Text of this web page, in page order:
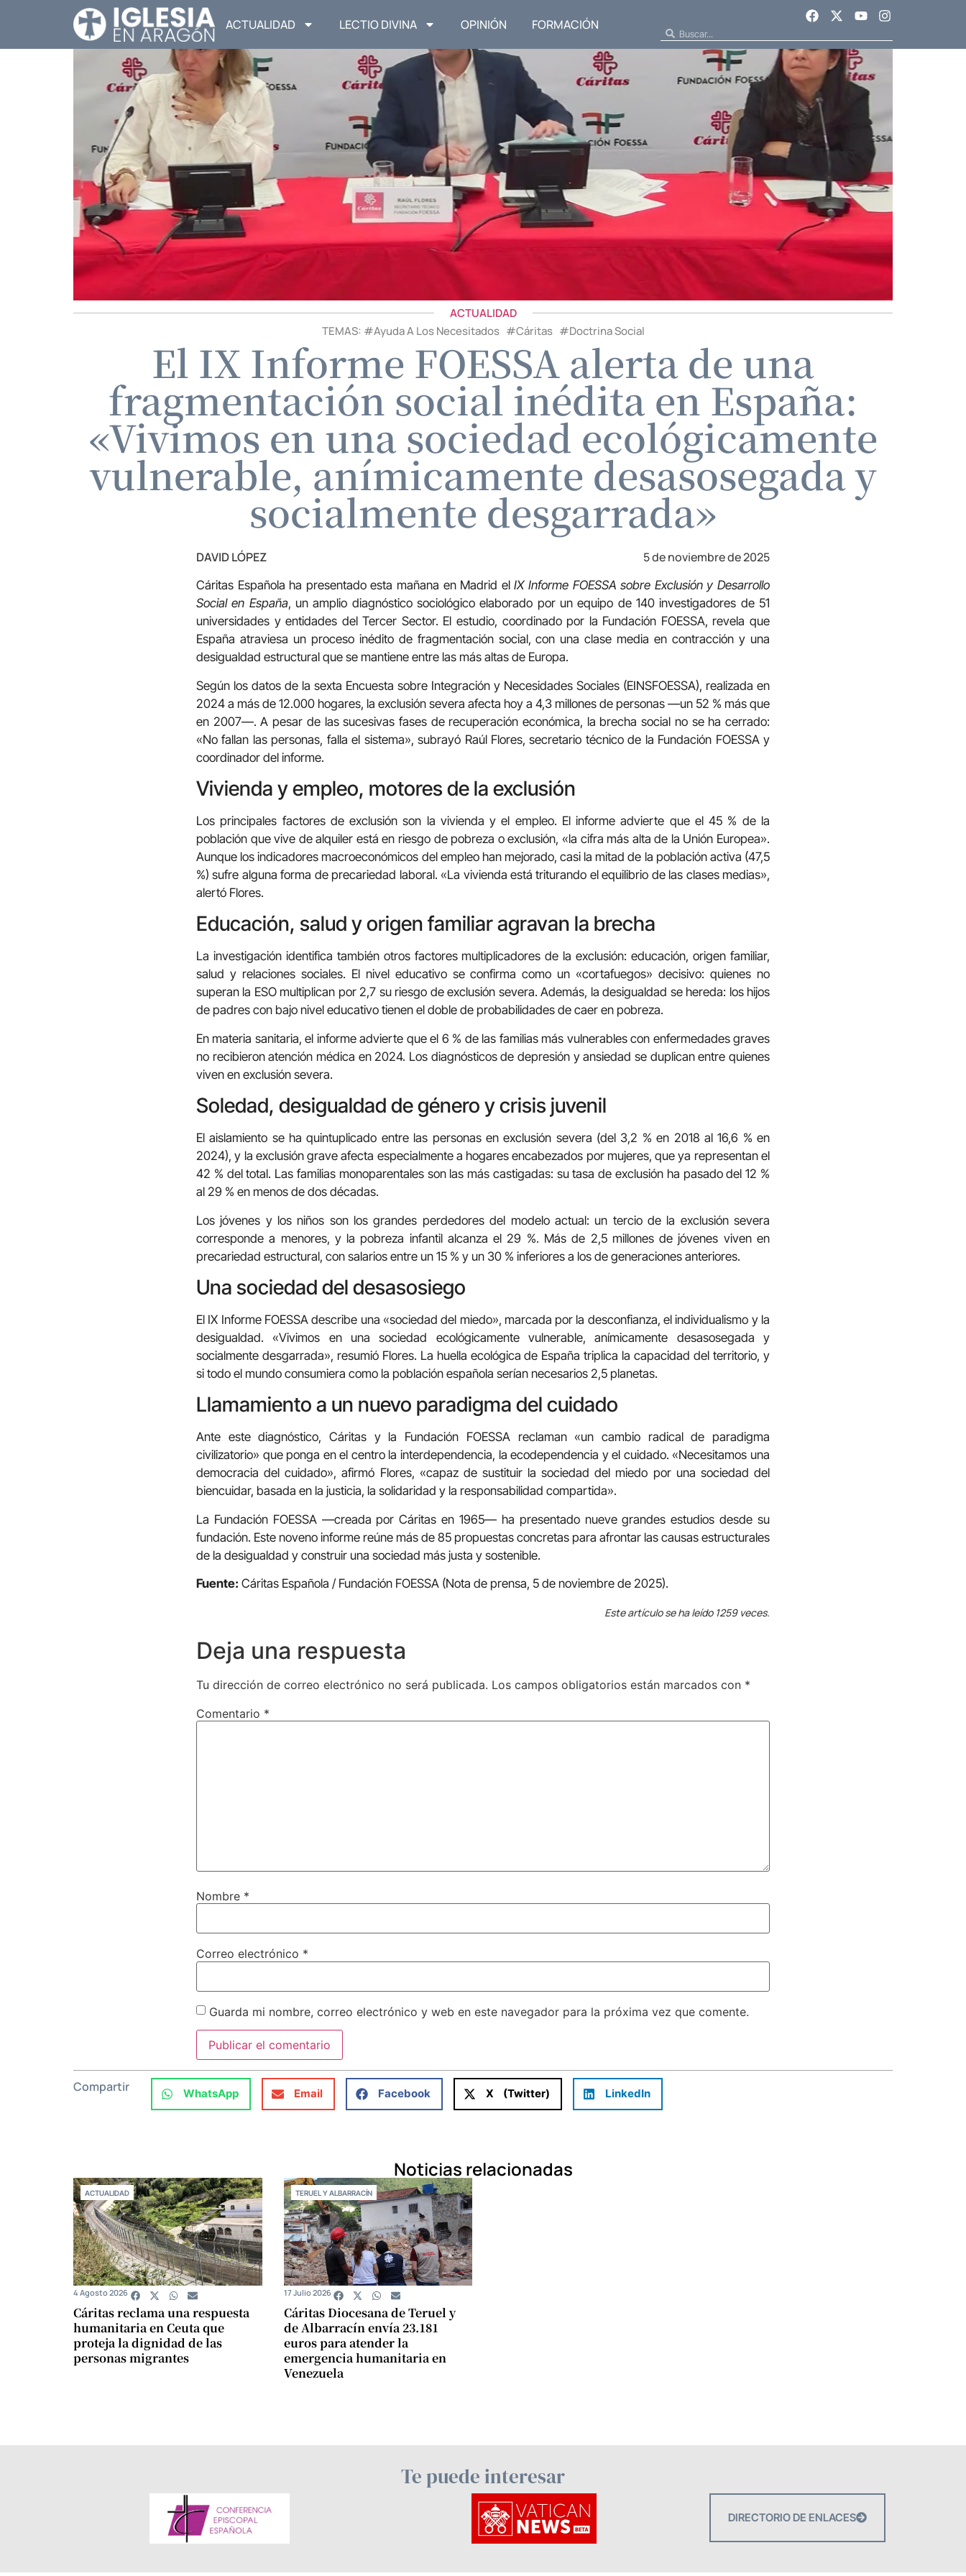
ACTUALIDAD LECTIO DIVINA OPINIÓN FORMACIÓN
ACTUALIDAD
TEMAS: #Ayuda A Los Necesitados#Cáritas#Doctrina Social
El IX Informe FOESSA alerta de una
fragmentación social inédita en España:
«Vivimos en una sociedad ecológicamente
vulnerable, anímicamente desasosegada y
socialmente desgarrada»
DAVID LÓPEZ 5 de noviembre de 2025
Cáritas Española ha presentado esta mañana en Madrid elIX Informe FOESSA sobre Exclusión y Desarrollo
Social en España, un amplio diagnóstico sociológico elaborado por un equipo de 140 investigadores de 51
universidades y entidades del Tercer Sector. El estudio, coordinado por la Fundación FOESSA, revela que
España atraviesa un proceso inédito de fragmentación social, con una clase media en contracción y una
desigualdad estructural que se mantiene entre las más altas de Europa.
Según los datos de la sexta Encuesta sobre Integración y Necesidades Sociales (EINSFOESSA), realizada en
2024 a más de 12.000 hogares, la exclusión severa afecta hoy a 4,3 millones de personas —un 52 % más que
en 2007—. A pesar de las sucesivas fases de recuperación económica, la brecha social no se ha cerrado:
«No fallan las personas, falla el sistema», subrayó Raúl Flores, secretario técnico de la Fundación FOESSA y
coordinador del informe.
Vivienda y empleo, motores de la exclusión
Los principales factores de exclusión son la vivienda y el empleo. El informe advierte que el 45 % de la
población que vive de alquiler está en riesgo de pobreza o exclusión, «la cifra más alta de la Unión Europea».
Aunque los indicadores macroeconómicos del empleo han mejorado, casi la mitad de la población activa (47,5
%) sufre alguna forma de precariedad laboral. «La vivienda está triturando el equilibrio de las clases medias»,
alertó Flores.
Educación, salud y origen familiar agravan la brecha
La investigación identifica también otros factores multiplicadores de la exclusión: educación, origen familiar,
salud y relaciones sociales. El nivel educativo se confirma como un «cortafuegos» decisivo: quienes no
superan la ESO multiplican por 2,7 su riesgo de exclusión severa. Además, la desigualdad se hereda: los hijos
de padres con bajo nivel educativo tienen el doble de probabilidades de caer en pobreza.
En materia sanitaria, el informe advierte que el 6 % de las familias más vulnerables con enfermedades graves
no recibieron atención médica en 2024. Los diagnósticos de depresión y ansiedad se duplican entre quienes
viven en exclusión severa.
Soledad, desigualdad de género y crisis juvenil
El aislamiento se ha quintuplicado entre las personas en exclusión severa (del 3,2 % en 2018 al 16,6 % en
2024), y la exclusión grave afecta especialmente a hogares encabezados por mujeres, que ya representan el
42 % del total. Las familias monoparentales son las más castigadas: su tasa de exclusión ha pasado del 12 %
al 29 % en menos de dos décadas.
Los jóvenes y los niños son los grandes perdedores del modelo actual: un tercio de la exclusión severa
corresponde a menores, y la pobreza infantil alcanza el 29 %. Más de 2,5 millones de jóvenes viven en
precariedad estructural, con salarios entre un 15 % y un 30 % inferiores a los de generaciones anteriores.
Una sociedad del desasosiego
El IX Informe FOESSA describe una «sociedad del miedo», marcada por la desconfianza, el individualismo y la
desigualdad. «Vivimos en una sociedad ecológicamente vulnerable, anímicamente desasosegada y
socialmente desgarrada», resumió Flores. La huella ecológica de España triplica la capacidad del territorio, y
si todo el mundo consumiera como la población española serían necesarios 2,5 planetas.
Llamamiento a un nuevo paradigma del cuidado
Ante este diagnóstico, Cáritas y la Fundación FOESSA reclaman «un cambio radical de paradigma
civilizatorio» que ponga en el centro la interdependencia, la ecodependencia y el cuidado. «Necesitamos una
democracia del cuidado», afirmó Flores, «capaz de sustituir la sociedad del miedo por una sociedad del
biencuidar, basada en la justicia, la solidaridad y la responsabilidad compartida».
La Fundación FOESSA —creada por Cáritas en 1965— ha presentado nueve grandes estudios desde su
fundación. Este noveno informe reúne más de 85 propuestas concretas para afrontar las causas estructurales
de la desigualdad y construir una sociedad más justa y sostenible.
Fuente: Cáritas Española / Fundación FOESSA (Nota de prensa, 5 de noviembre de 2025).
Este artículo se ha leído 1259 veces.
Deja una respuesta
Tu dirección de correo electrónico no será publicada. Los campos obligatorios están marcados con *
Comentario *
Nombre *
Correo electrónico *
Guarda mi nombre, correo electrónico y web en este navegador para la próxima vez que comente.
Compartir WhatsApp Email Facebook X (Twitter) LinkedIn
Noticias relacionadas
ACTUALIDAD
Cáritas reclama una respuesta
humanitaria en Ceuta que
proteja la dignidad de las
personas migrantes
4 Agosto 2026
TERUEL Y ALBARRACÍN
Cáritas Diocesana de Teruel y
de Albarracín envía 23.181
euros para atender la
emergencia humanitaria en
Venezuela
17 Julio 2026
Te puede interesar
DIRECTORIO DE ENLACES